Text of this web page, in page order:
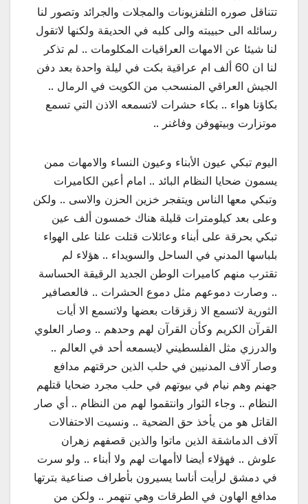
تتناقل صوره التلفزيونات والمجلات والجرائد وتصور لنا
رسائله الى حبيبته والى كلبه في الحديقة ولكنها لاتقول
لنا شيئا عن الامهات العراقيات المكلومات .. لم تذكر
لنا ان 60 ألف ام عراقية بكت في ليلة واحدة بعد دفن
الجيش العراقي المنسحب من الكويت في الرمال ..
بكاؤنا هواء .. بكاء حشرات لاتسمعه الاذن التي تسمع
موتزارت وبيتهوفن وفاغنر ..
اليوم تبكي عيون الأبناء وعيون النساء والامهات ممن
يسمون ضحايا النظام البائد .. امام أعين الكاميرات
وتبكي معها الناس ويتفجر خزين الحزن والاسى .. ولكن
وعلى بعد كيلومترات قليلة هناك خمسون ألف عين
تبكي بحرقة على أبناء وعائلات قتلت علنا على الهواء
بلباسها المدني في الساحل والسويداء .. هؤلاء لم
تقترب منهم كاميرات الوطن الجديد الرقيقة الحساسة
.. وصارت دموعهم مثل دموع الحشرات .. فالعصافير
الثورية لاتسمع الا زقزقات بعضها ولاتسمع الا أيات
القرآن الكريم وكأن القرآن لهم وحدهم .. وصار العلوي
والدرزي مثل الفلسطيني لايسمعه أحد في العالم ..
وصار آلاف المدنيين في حلب الذين حرقتهم مدافع
جهنم وهم نيام في بيوتهم في حلب مجرد ضحايا قتلهم
النظام .. وجاء الثوار وانتقموا لهم من النظام .. أي صار
القاتل هو من يأخذ حق الضحية .. ونسيت الاحتفالات
آلاف الدماشقة الذين ماتوا والذين قصفهم زهران
علوش .. فهؤلاء أيضا لاأمهات لهم ولا أبناء .. ولو سرت
في دمشق لرأيت أناسا يسيرون بأطراف صناعية بترتها
مدافع الهاون في الطرقات وهي تنهمر .. ولكن من